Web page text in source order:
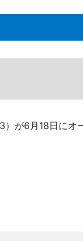
が6月18日にオ